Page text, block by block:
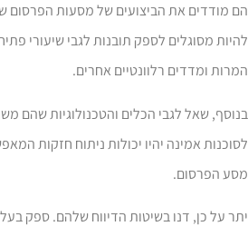
מודדים את הביצועים של מסעות הפרסום
מסוגלים לספק תובנות לגבי שיעורי
ומדדים רלוונטיים אחרים.
שאל לגבי הכלים והטכנולוגיות שהם
אמינה יהיו יכולות ניתוח חזקות
הפרסום.
על כן, דנו בשיטות הדיווח שלהם. ספק בעל